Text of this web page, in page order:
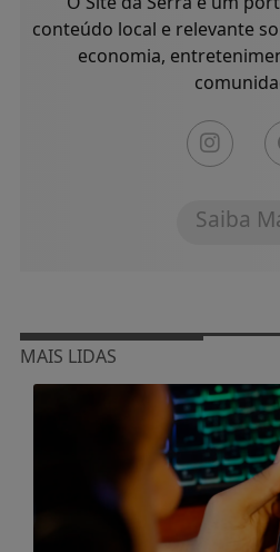
conteúdo local e relevante
economia,
Saiba
MAIS LIDAS